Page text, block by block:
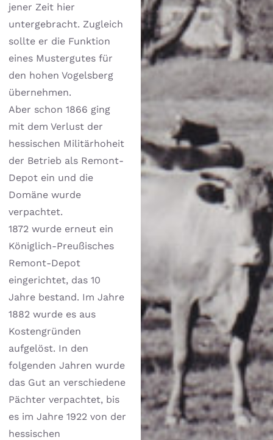
jener Zeit hier
untergebracht. Zugleich
sollte er die Funktion
eines Mustergutes für
den hohen Vogelsberg
übernehmen.
Aber schon 1866 ging
mit dem Verlust der
hessischen Militärhoheit
der Betrieb als Remont-
Depot ein und die
Domäne wurde
verpachtet.
1872 wurde erneut ein
Königlich-Preußisches
Remont-Depot
eingerichtet, das 10
Jahre bestand. Im Jahre
1882 wurde es aus
Kostengründen
aufgelöst. In den
folgenden Jahren wurde
das Gut an verschiedene
Pächter verpachtet, bis
es im Jahre 1922 von der
hessischen